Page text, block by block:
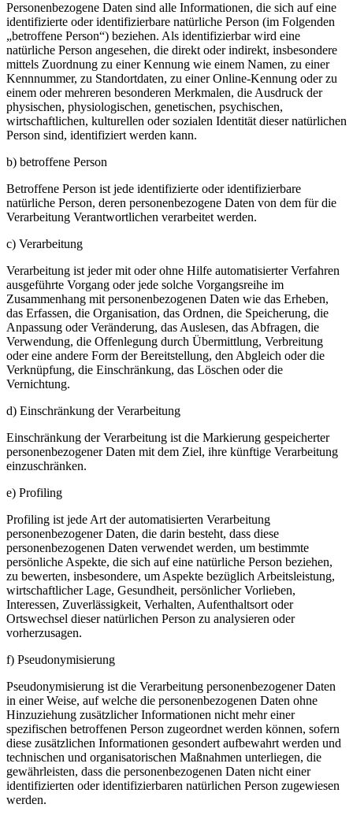
Personenbezogene Daten sind alle Informationen, die sich auf eine
identifizierte oder identifizierbare natürliche Person (im Folgenden
„betroffene Person“) beziehen. Als identifizierbar wird eine
natürliche Person angesehen, die direkt oder indirekt, insbesondere
mittels Zuordnung zu einer Kennung wie einem Namen, zu einer
Kennnummer, zu Standortdaten, zu einer Online-Kennung oder zu
einem oder mehreren besonderen Merkmalen, die Ausdruck der
physischen, physiologischen, genetischen, psychischen,
wirtschaftlichen, kulturellen oder sozialen Identität dieser natürlichen
Person sind, identifiziert werden kann.
b) betroffene Person
Betroffene Person ist jede identifizierte oder identifizierbare
natürliche Person, deren personenbezogene Daten von dem für die
Verarbeitung Verantwortlichen verarbeitet werden.
c) Verarbeitung
Verarbeitung ist jeder mit oder ohne Hilfe automatisierter Verfahren
ausgeführte Vorgang oder jede solche Vorgangsreihe im
Zusammenhang mit personenbezogenen Daten wie das Erheben,
das Erfassen, die Organisation, das Ordnen, die Speicherung, die
Anpassung oder Veränderung, das Auslesen, das Abfragen, die
Verwendung, die Offenlegung durch Übermittlung, Verbreitung
oder eine andere Form der Bereitstellung, den Abgleich oder die
Verknüpfung, die Einschränkung, das Löschen oder die
Vernichtung.
d) Einschränkung der Verarbeitung
Einschränkung der Verarbeitung ist die Markierung gespeicherter
personenbezogener Daten mit dem Ziel, ihre künftige Verarbeitung
einzuschränken.
e) Profiling
Profiling ist jede Art der automatisierten Verarbeitung
personenbezogener Daten, die darin besteht, dass diese
personenbezogenen Daten verwendet werden, um bestimmte
persönliche Aspekte, die sich auf eine natürliche Person beziehen,
zu bewerten, insbesondere, um Aspekte bezüglich Arbeitsleistung,
wirtschaftlicher Lage, Gesundheit, persönlicher Vorlieben,
Interessen, Zuverlässigkeit, Verhalten, Aufenthaltsort oder
Ortswechsel dieser natürlichen Person zu analysieren oder
vorherzusagen.
f) Pseudonymisierung
Pseudonymisierung ist die Verarbeitung personenbezogener Daten
in einer Weise, auf welche die personenbezogenen Daten ohne
Hinzuziehung zusätzlicher Informationen nicht mehr einer
spezifischen betroffenen Person zugeordnet werden können, sofern
diese zusätzlichen Informationen gesondert aufbewahrt werden und
technischen und organisatorischen Maßnahmen unterliegen, die
gewährleisten, dass die personenbezogenen Daten nicht einer
identifizierten oder identifizierbaren natürlichen Person zugewiesen
werden.